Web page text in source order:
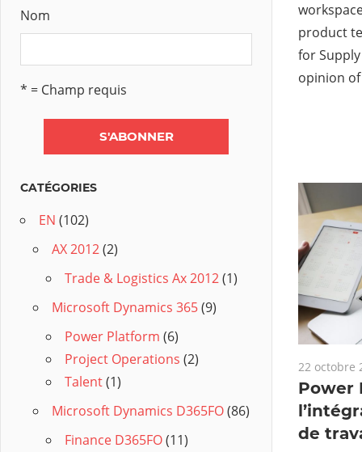
product
for
opinion
22 octobre
Power
de
Nom
* = Champ requis
CATÉGORIES
EN (102)
AX 2012(2)
Trade & Logistics Ax 2012(1)
Microsoft Dynamics 365(9)
Power Platform (6)
Project Operations (2)
Talent(1)
Microsoft Dynamics D365FO(86)
Finance D365FO(11)